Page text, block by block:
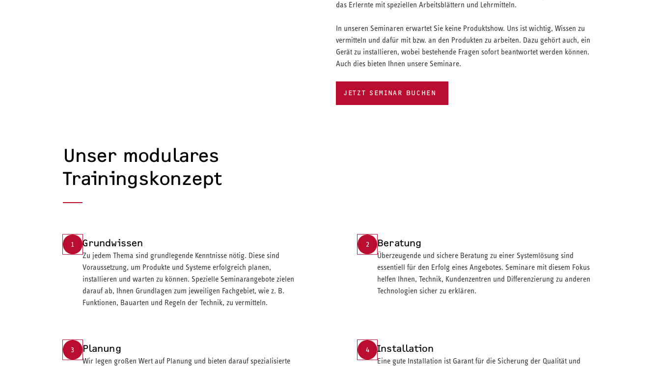
das Erlernte mit speziellen Arbeitsblättern und Lehrmitteln.
In unseren Seminaren erwartet Sie keine Produktshow. Uns ist wichtig, Wissen zu
vermitteln und dafür mit bzw. an den Produkten zu arbeiten. Dazu gehört auch, ein
Gerät zu installieren, wobei bestehende Fragen sofort beantwortet werden können.
Auch dies bieten Ihnen unsere Seminare.
JETZT SEMINAR BUCHEN
Unser modulares
Trainingskonzept
1 Grundwissen
Zu jedem Thema sind grundlegende Kenntnisse nötig. Diese sind
Voraussetzung, um Produkte und Systeme erfolgreich planen,
installieren und warten zu können. Spezielle Seminarangebote zielen
darauf ab, Ihnen Grundlagen zum jeweiligen Fachgebiet, wie z. B.
Funktionen, Bauarten und Regeln der Technik, zu vermitteln.
2 Beratung
Überzeugende und sichere Beratung zu einer Systemlösung sind
essentiell für den Erfolg eines Angebotes. Seminare mit diesem Fokus
helfen Ihnen, Technik, Kundenzentren und Differenzierung zu anderen
Technologien sicher zu erklären.
3 Planung
Wir legen großen Wert auf Planung und bieten darauf spezialisierte
4 Installation
Eine gute Installation ist Garant für die Sicherung der Qualität und